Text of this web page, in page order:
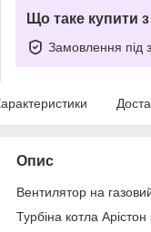
Що таке купити
Замовлення під
Опис
Вентилятор на
Турбіна котла Арістон